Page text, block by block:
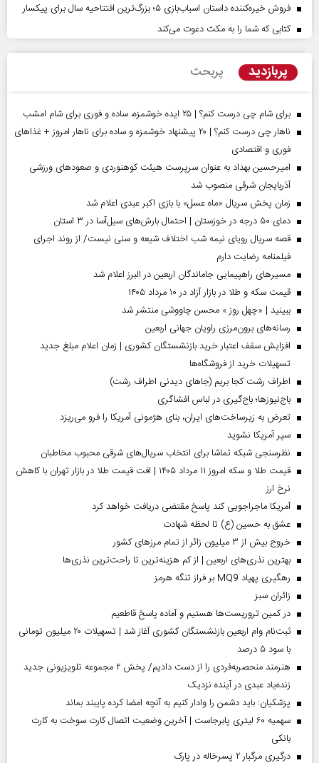
فروش خیره‌کننده داستان اسباب‌بازی ۵؛ بزرگ‌ترین افتتاحیه سال برای پیکسار
کتابی که شما را به مکث دعوت می‌کند
پربازدید پربحث
برای شام چی درست کنم؟ | ۲۵ ایده خوشمزه، ساده و فوری برای شام امشب
ناهار چی درست کنم؟ | ۲۰ پیشنهاد خوشمزه و ساده برای ناهار امروز + غذاهای
فوری و اقتصادی
امیرحسین بهداد به عنوان سرپرست هیئت کوهنوردی و صعودهای ورزشی
آذربایجان شرقی منصوب شد
زمان پخش سریال «ماه عسل» با بازی اکبر عبدی اعلام شد
دمای ۵۰ درجه در خوزستان | احتمال بارش‌های سیل‌آسا در ۳ استان
قصه سریال رویای نیمه شب اختلاف شیعه و سنی نیست/ از روند اجرای
فیلمنامه رضایت دارم
مسیر‌های راهپیمایی جاماندگان اربعین در البرز اعلام شد
قیمت سکه و طلا در بازار آزاد در ۱۰ مرداد ۱۴۰۵
ببینید | «چهل روز » محسن چاووشی منتشر شد
رسانه‌های برون‌مرزی راویان جهانی اربعین
افزایش سقف اعتبار خرید بازنشستگان کشوری | زمان اعلام مبلغ جدید
تسهیلات خرید از فروشگاه‌ها
اطراف رشت کجا بریم (جاهای دیدنی اطراف رشت)
باج‌نیوزها؛ باج‌گیری در لباس افشاگری
تعرض به زیرساخت‌های ایران، بنای هژمونی آمریکا را فرو می‌ریزد
سپر آمریکا نشوید
نظرسنجی شبکه تماشا برای انتخاب سریال‌های شرقی محبوب مخاطبان
قیمت طلا و سکه امروز ۱۱ مرداد ۱۴۰۵ | افت قیمت طلا در بازار تهران با کاهش
نرخ ارز
آمریکا ماجراجویی کند پاسخ مقتضی دریافت خواهد کرد
عشق به حسین (ع) تا لحظه شهادت
خروج بیش از ۳ میلیون زائر از تمام مرز‌های کشور
بهترین نذری‌های اربعین | از کم هزینه‌ترین تا راحت‌ترین نذری‌ها
رهگیری پهپاد MQ9 بر فراز تنگه هرمز
‌زائران سبز
در کمین تروریست‌ها هستیم و آماده پاسخ قاطعیم
ثبت‌نام وام اربعین بازنشستگان کشوری آغاز شد | تسهیلات ۲۰ میلیون تومانی
با سود ۵ درصد
هنرمند منحصر‌به‌فردی را از دست دادیم/ پخش ۲ مجموعه تلویزیونی جدید
زنده‌یاد عبدی در آینده نزدیک
پزشکیان: باید دشمن را وادار کنیم به آنچه امضا کرده پایبند بماند
سهمیه ۶۰ لیتری پابرجاست | آخرین وضعیت اتصال کارت سوخت به کارت
بانکی
درگیری مرگبار ۲ پسرخاله در پارک